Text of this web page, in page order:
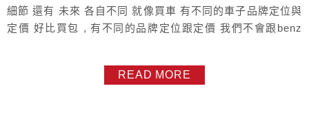
細節 還有 未來 各自不同 就像買車 有不同的車子品牌定位與
定價 好比買包 , 有不同的品牌定位跟定價 我們不會跟benz
定 , 那顯然是給自己創造出盲點 網路化的時代 , 比拚價格已
READ MORE